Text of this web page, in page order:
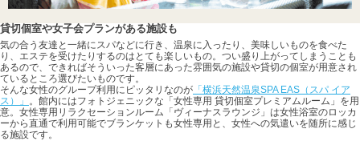
貸切個室や女子会プランがある施設も
気の合う友達と一緒にスパなどに行き、温泉に入ったり、美味しいものを食べた
り、エステを受けたりするのはとても楽しいもの。つい盛り上がってしまうことも
あるので、できればそういった客層にあった雰囲気の施設や貸切の個室が用意され
ているところ選びたいものです。
そんな女性のグループ利用にピッタリなのが 「横浜天然温泉SPA EAS（スパ イア
ス）」 。館内にはフォトジェニックな「女性専用 貸切個室プレミアムルーム」を用
意。女性専用リラクセーションルーム「ヴィーナスラウンジ」は女性浴室のロッカ
ーから直通で利用可能でブランケットも女性専用と、女性への気遣いを随所に感じ
る施設です。